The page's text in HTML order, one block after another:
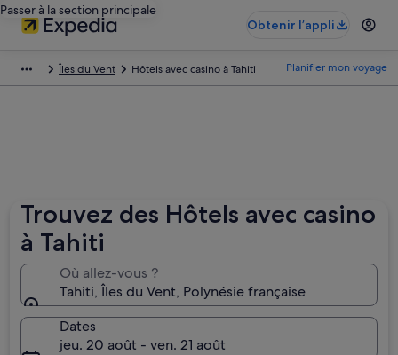
Passer à la section principale
Obtenir l’appli
Îles du Vent Hôtels avec casino à Tahiti Planifier mon voyage
Trouvez des Hôtels avec casino
à Tahiti
Où allez-vous ?
Tahiti, Îles du Vent, Polynésie française
Dates
jeu. 20 août - ven. 21 août